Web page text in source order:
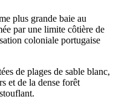
plus grande baie au
par une limite côtière de
coloniale portugaise
de plages de sable blanc,
et de la dense forêt